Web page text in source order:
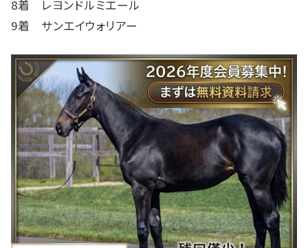
8着 レヨンドルミエール
9着 サンエイウォリアー